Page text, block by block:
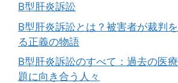
B型肝炎訴訟
B型肝炎訴訟とは？被害者が裁判
る正義の物語
B型肝炎訴訟のすべて：過去の医
題に向き合う人々